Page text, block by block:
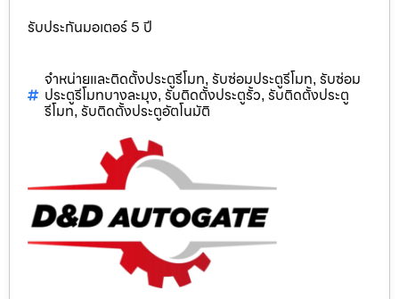
รับประกันมอเตอร์ 5 ปี
จำหน่ายและติดตั้งประตูรีโมท, รับซ่อมประตูรีโมท, รับซ่อม
ประตูรีโมทบางละมุง, รับติดตั้งประตูรั้ว, รับติดตั้งประตู
รีโมท, รับติดตั้งประตูอัตโนมัติ